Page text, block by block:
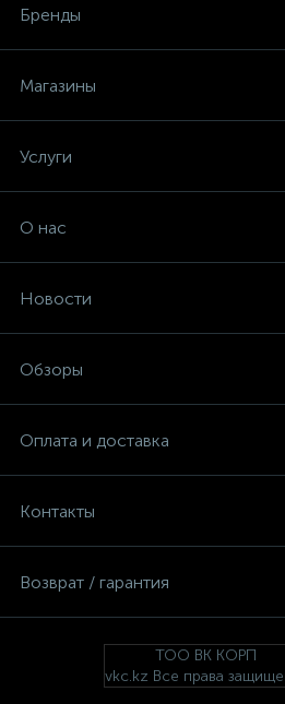
Бренды
Магазины
Услуги
О нас
Новости
Обзоры
Оплата и доставка
Контакты
Возврат / гарантия
ТОО ВК КОРП
vkc.kz Все права